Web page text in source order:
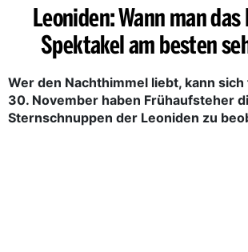
Leoniden: Wann man
Spektakel am besten
Wer den Nachthimmel liebt, kann
30. November haben Frühaufsteher
Sternschnuppen der Leoniden zu